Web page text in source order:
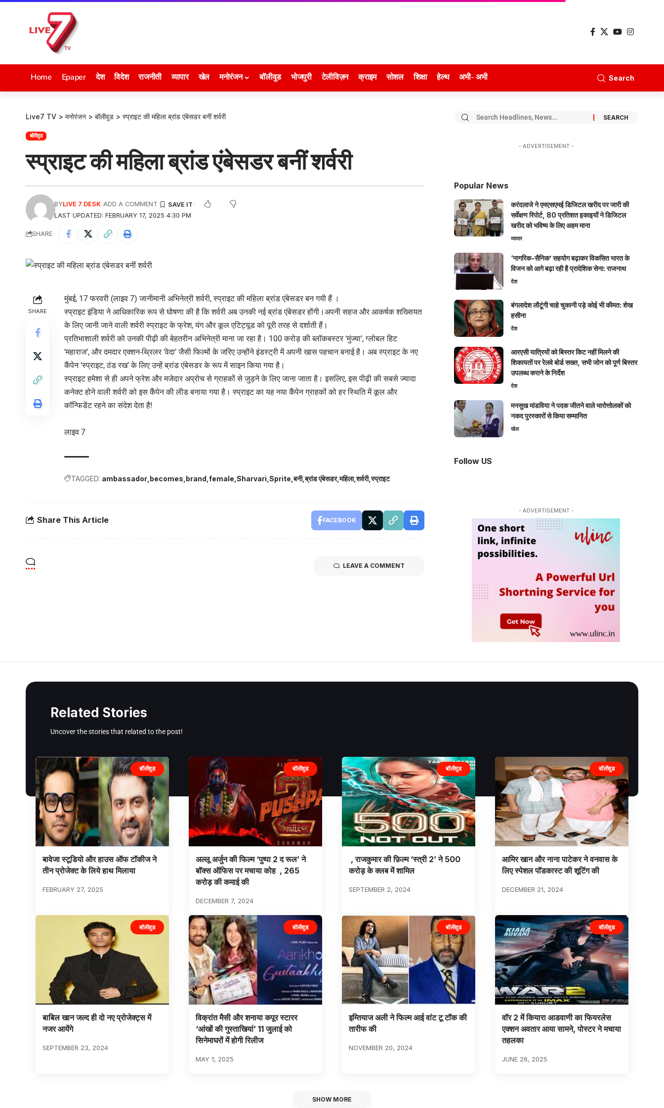
Home Epaper देश विदेश राजनीती व्यापार खेल मनोरंजन बॉलीवुड भोजपुरी टेलीविज़न क्राइम सोशल शिक्षा हेल्थ अभी- अभी Search
Live7 TV > मनोरंजन > बॉलीवुड > स्प्राइट की महिला ब्रांड एंबेसडर बनीं शर्वरी
बॉलीवुड
स्प्राइट की महिला ब्रांड एंबेसडर बनीं शर्वरी
LAST UPDATED: FEBRUARY 17, 2025 4:30 PM
BYLIVE 7 DESK ADD A COMMENT
SHARE
SHARE
मुंबई, 17 फरवरी (लाइव 7) जानीमानी अभिनेत्री शर्वरी, स्प्राइट की महिला ब्रांड एंबेसडर बन गयी हैं ।
स्प्राइट इंडिया ने आधिकारिक रूप से घोषणा की है कि शर्वरी अब उनकी नई ब्रांड एंबेसडर होंगी।अपनी सहज और आकर्षक शख्सियत
के लिए जानी जाने वाली शर्वरी स्प्राइट के फ्रेश, यंग और कूल एटिट्यूड को पूरी तरह से दर्शाती हैं।
प्रतिभाशाली शर्वरी को उनकी पीढ़ी की बेहतरीन अभिनेत्री माना जा रहा है। 100 करोड़ की ब्लॉकबस्टर ‘मुंज्या’, ग्लोबल हिट
‘महाराज’, और दमदार एक्शन-थ्रिलर ‘वेदा’ जैसी फिल्मों के जरिए उन्होंने इंडस्ट्री में अपनी खास पहचान बनाई है। अब स्प्राइट के नए
कैंपेन ‘स्प्राइट, ठंड रख’ के लिए उन्हें ब्रांड एंबेसडर के रूप में साइन किया गया है।
स्प्राइट हमेशा से ही अपने फ्रेश और मजेदार अप्रोच से ग्राहकों से जुड़ने के लिए जाना जाता है। इसलिए, इस पीढ़ी की सबसे ज्यादा
कनेक्ट होने वाली शर्वरी को इस कैंपेन की लीड बनाया गया है। स्प्राइट का यह नया कैंपेन ग्राहकों को हर स्थिति में कूल और
कॉन्फिडेंट रहने का संदेश देता है!
लाइव 7
TAGGED: ambassador becomes brand female Sharvari Sprite बनी ब्रांड एंबेसडर महिला शर्वरी स्प्राइट
Share This Article FACEBOOK
LEAVE A COMMENT
- ADVERTISEMENT -
Popular News
करंदलाजे ने एमएसएमई डिजिटल खरीद पर जारी की
सर्वेक्षण रिपोर्ट, 80 प्रतिशत इकाइयों ने डिजिटल
खरीद को भविष्य के लिए अहम माना
व्यापार
‘नागरिक-सैनिक’ सहयोग बढ़ाकर विकसित भारत के
विजन को आगे बढ़ा रही है प्रादेशिक सेना: राजनाथ
देश
बंगलादेश लौटूंगी चाहे चुकानी पड़े कोई भी कीमत: शेख
हसीना
देश
आरएसी यात्रियों को बिस्तर किट नहीं मिलने की
शिकायतों पर रेलवे बोर्ड सख्त, सभी जोन को पूर्ण बिस्तर
उपलब्ध कराने के निर्देश
देश
मनसुख मांडविया ने पदक जीतने वाले भारोत्तोलकों को
नकद पुरस्कारों से किया सम्मानित
खेल
Follow US
- ADVERTISEMENT -
Related Stories
Uncover the stories that related to the post!
बॉलीवुड
बावेजा स्टूडियो और हाउस ऑफ टॉकीज ने
तीन प्रोजेक्ट के लिये हाथ मिलाया
FEBRUARY 27, 2025
बॉलीवुड
अल्लू अर्जुन की फिल्म ‘पुष्पा 2 द रूल’ ने
बॉक्स ऑफिस पर मचाया कोह , 265
करोड़ की कमाई की
DECEMBER 7, 2024
बॉलीवुड
, राजकुमार की फ़िल्म ‘स्त्री 2’ ने 500
करोड़ के क्लब में शामिल
SEPTEMBER 2, 2024
बॉलीवुड
आमिर खान और नाना पाटेकर ने वनवास के
लिए स्पेशल पॉडकास्ट की शूटिंग की
DECEMBER 21, 2024
बॉलीवुड
बाबिल खान जल्द ही दो नए प्रोजेक्ट्स में
नजर आयेंगे
SEPTEMBER 23, 2024
बॉलीवुड
विक्रांत मैसी और शनाया कपूर स्टारर
‘आंखों की गुस्ताखियां’ 11 जुलाई को
सिनेमाघरों में होगी रिलीज
MAY 1, 2025
बॉलीवुड
इम्तियाज अली ने फिल्म आई वांट टू टॉक की
तारीफ की
NOVEMBER 20, 2024
बॉलीवुड
वॉर 2 में कियारा आडवाणी का फियरलेस
एक्शन अवतार आया सामने, पोस्टर ने मचाया
तहलका
JUNE 26, 2025
SHOW MORE